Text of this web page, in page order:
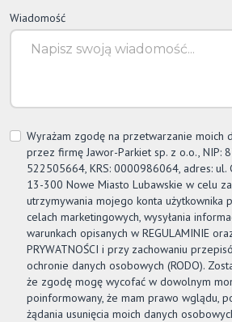
Wiadomość
Wyrażam zgodę na przetwarzanie moich
przez firmę Jawor-Parkiet sp. z o.o., NIP:
522505664, KRS: 0000986064, adres: ul.
13-300 Nowe Miasto Lubawskie w celu
utrzymywania mojego konta użytkownika
celach marketingowych, wysyłania
warunkach opisanych w REGULAMINIE
PRYWATNOŚCI i przy zachowaniu
ochronie danych osobowych (RODO).
że zgodę mogę wycofać w dowolnym
poinformowany, że mam prawo wglądu,
żądania usunięcia moich danych